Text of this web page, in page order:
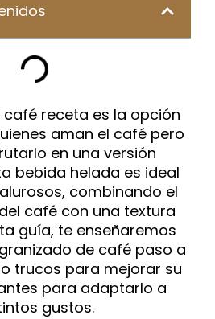
café receta es la opción
aman el café pero
en una versión
bebida helada es ideal
combinando el
café con una textura
guía, te enseñaremos
de café paso a
trucos para mejorar su
para adaptarlo a
gustos.